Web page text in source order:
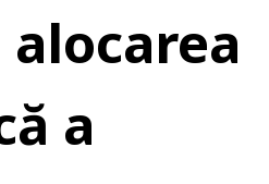
alocarea
a